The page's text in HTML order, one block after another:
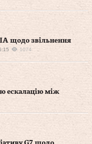
щодо звільнення
1074
ескалацію між